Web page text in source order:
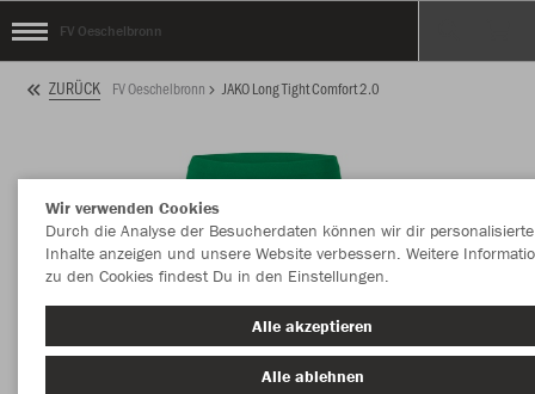
FV Oeschelbronn
ZURÜCK FV Oeschelbronn JAKO Long Tight Comfort 2.0
Wir verwenden Cookies
Durch die Analyse der Besucherdaten können wir dir personalisierte
Inhalte anzeigen und unsere Website verbessern. Weitere
zu den Cookies findest Du in den Einstellungen.
Alle akzeptieren
Alle ablehnen